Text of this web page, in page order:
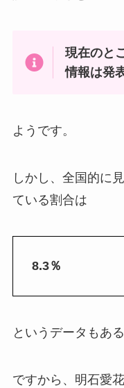
現在のと
情報は発
ようです。
しかし、全国的に
ている割合は
8.3％
というデータもあ
ですから、明石愛